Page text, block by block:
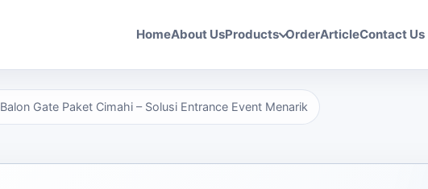
HomeAbout UsProducts OrderArticleContact Us
Balon Gate Paket Cimahi – Solusi Entrance Event Menarik